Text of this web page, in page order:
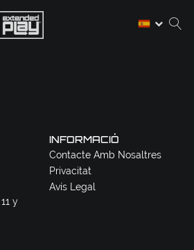
y
INFORMACIÓ
Contacte Amb Nosaltres
Privacitat
Avís Legal